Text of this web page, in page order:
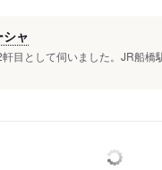
ャ
目として伺いました。JR船橋